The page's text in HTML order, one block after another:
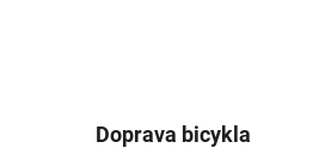
Doprava bicykla